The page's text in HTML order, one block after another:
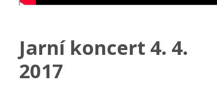
Jarní koncert 4. 4.
2017